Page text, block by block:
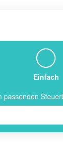
Einfach
passenden